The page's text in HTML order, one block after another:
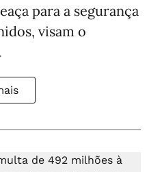
para a segurança
visam o